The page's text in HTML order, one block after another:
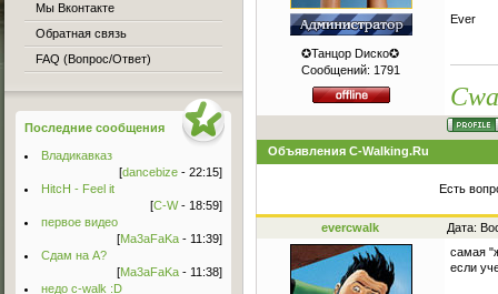
✪Танцор Dиско✪
Сообщений: 1791
Ever
Объявления C-Walking.Ru
Есть
evercwalk Дата:
самая
если
Мы Вконтакте
Обратная связь
FAQ (Вопрос/Ответ)
Последние сообщения
Владикавказ
[dancebize - 22:15]
HitcH - Feel it
[C-W- 18:59]
первое видео
[Ma3aFaKa - 11:39]
Сдам на А?
[Ma3aFaKa - 11:38]
недо c-walk :D